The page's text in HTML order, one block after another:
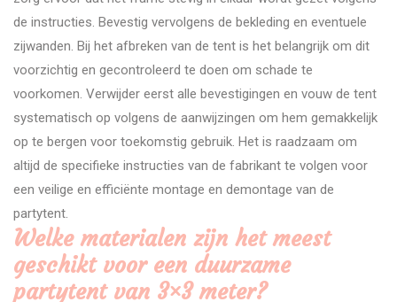
de instructies. Bevestig vervolgens de bekleding en eventuele
zijwanden. Bij het afbreken van de tent is het belangrijk om dit
voorzichtig en gecontroleerd te doen om schade te
voorkomen. Verwijder eerst alle bevestigingen en vouw de tent
systematisch op volgens de aanwijzingen om hem gemakkelijk
op te bergen voor toekomstig gebruik. Het is raadzaam om
altijd de specifieke instructies van de fabrikant te volgen voor
een veilige en efficiënte montage en demontage van de
partytent.
Welke materialen zijn het meest
geschikt voor een duurzame
partytent van 3×3 meter?